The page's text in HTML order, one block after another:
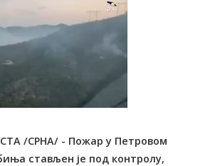
/СРНА/ - Пожар у Петровом
стављен је под контролу,